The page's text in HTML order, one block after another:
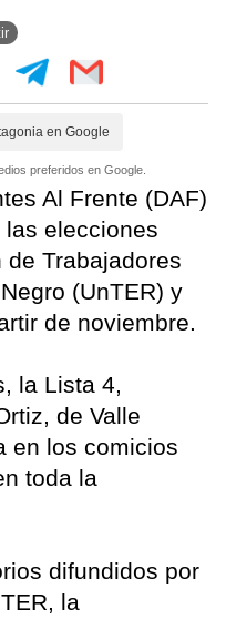
en Google
preferidos en Google.
Al Frente (DAF)
elecciones
Trabajadores
(UnTER) y
de noviembre.
la Lista 4,
de Valle
en los comicios
toda la
difundidos por
la